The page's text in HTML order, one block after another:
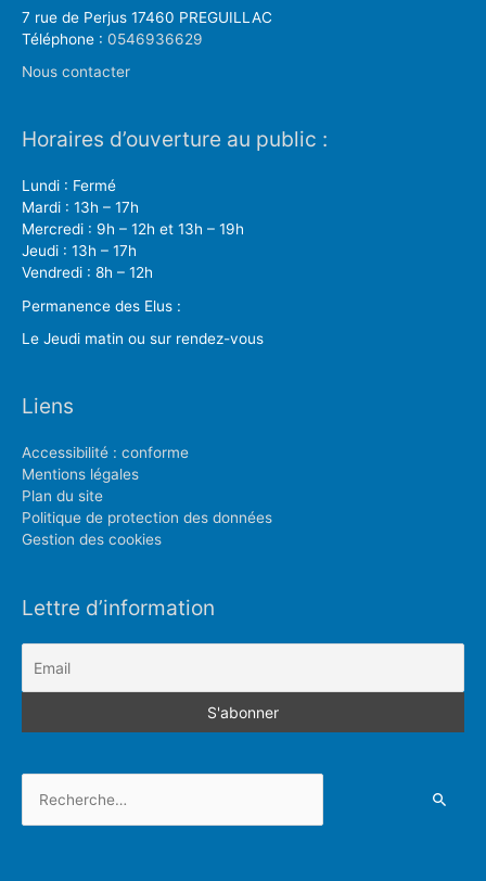
7 rue de Perjus 17460 PREGUILLAC
Téléphone : 0546936629
Nous contacter
Horaires d’ouverture au public :
Lundi : Fermé
Mardi : 13h – 17h
Mercredi : 9h – 12h et 13h – 19h
Jeudi : 13h – 17h
Vendredi : 8h – 12h
Permanence des Elus :
Le Jeudi matin ou sur rendez-vous
Liens
Accessibilité : conforme
Mentions légales
Plan du site
Politique de protection des données
Gestion des cookies
Lettre d’information